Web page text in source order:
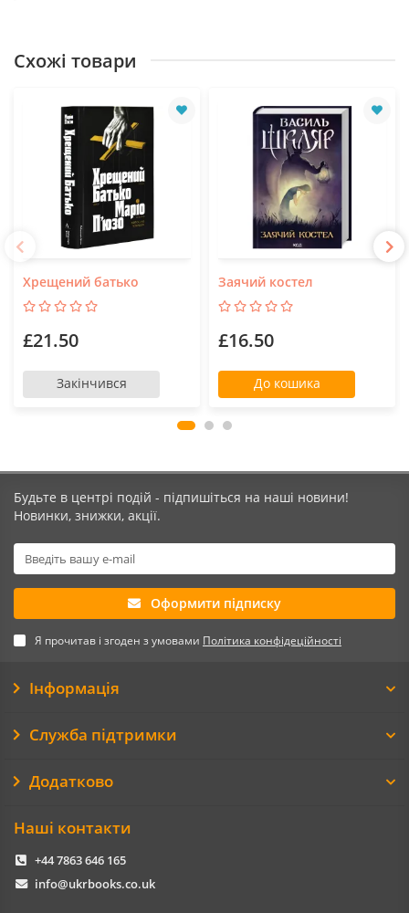
Схожі товари
Хрещений батько
£21.50
Закінчився
Заячий костел
£16.50
До кошика
Будьте в центрі подій - підпишіться на наші новини!
Новинки, знижки, акції.
Оформити підписку
Я прочитав і згоден з умовами Політика конфідеційності
Інформація
Служба підтримки
Додатково
Наші контакти
+44 7863 646 165
info@ukrbooks.co.uk